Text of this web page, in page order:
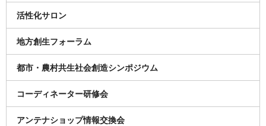
活性化サロン
地方創生フォーラム
都市・農村共生社会創造シンポジウム
コーディネーター研修会
アンテナショップ情報交換会